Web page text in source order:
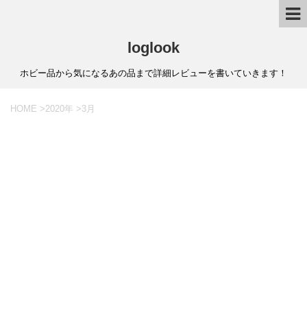
loglook
ホビー品から気になるあの品まで詳細レビューを書いていきます！
HOME >2020年 >3月